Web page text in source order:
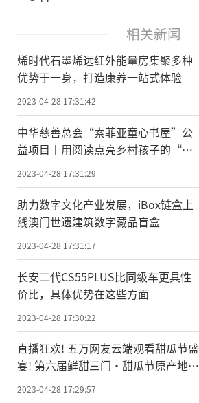
相关新闻
烯时代石墨烯远红外能量房集聚多种
优势于一身，打造康养一站式体验
2023-04-28 17:31:42
中华慈善总会“索菲亚童心书屋”公
益项目丨用阅读点亮乡村孩子的“诗
与远方”
2023-04-28 17:31:29
助力数字文化产业发展，iBox链盒上
线澳门世遗建筑数字藏品盲盒
2023-04-28 17:31:17
长安二代CS55PLUS比同级车更具性
价比，具体优势在这些方面
2023-04-28 17:30:22
直播狂欢! 五万网友云端观看甜瓜节盛
宴! 第六届鲜甜三门•甜瓜节原产地直
播
2023-04-28 17:29:57